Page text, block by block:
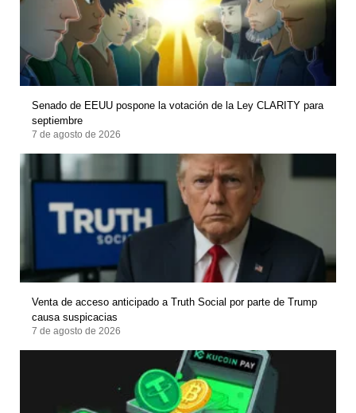
Senado de EEUU pospone la votación de la Ley CLARITY para
septiembre
7 de agosto de 2026
Venta de acceso anticipado a Truth Social por parte de Trump
causa suspicacias
7 de agosto de 2026